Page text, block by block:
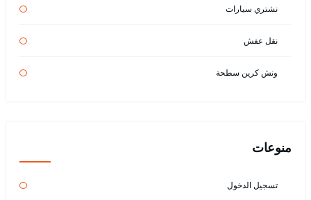
نشتري سيارات
نقل عفش
ونش كرين سطحة
منوعات
تسجيل الدخول